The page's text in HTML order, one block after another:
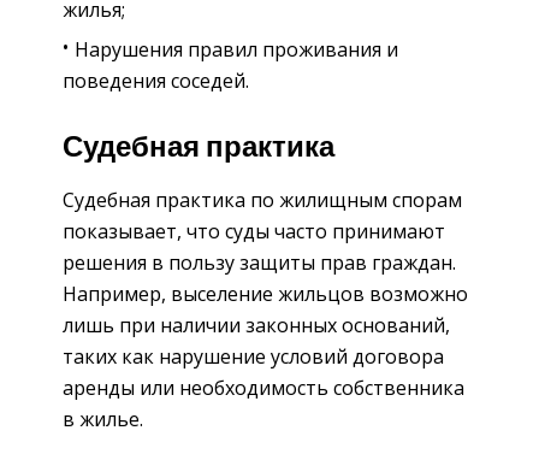
жилья;
Нарушения правил проживания и
поведения соседей.
Судебная практика
Судебная практика по жилищным спорам
показывает, что суды часто принимают
решения в пользу защиты прав граждан.
Например, выселение жильцов возможно
лишь при наличии законных оснований,
таких как нарушение условий договора
аренды или необходимость собственника
в жилье.